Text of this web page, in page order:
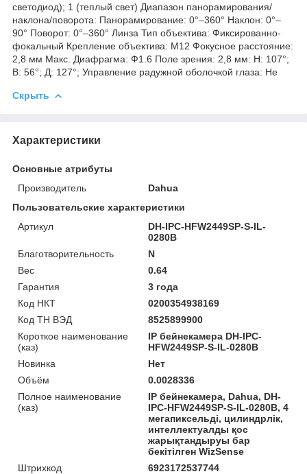
светодиод); 1 (теплый свет) Диапазон панорамирования/
наклона/поворота: Панорамирование: 0°–360° Наклон: 0°–
90° Поворот: 0°–360° Линза Тип объектива: Фиксированно-
фокальный Крепление объектива: М12 Фокусное расстояние:
2,8 мм Макс. Диафрагма: Ф1.6 Поле зрения: 2,8 мм: H: 107°;
В: 56°; Д: 127°; Управление радужной оболочкой глаза: Не
Скрыть
Характеристики
Основные атрибуты
Производитель
Dahua
Пользовательские характеристики
Артикул
DH-IPC-HFW2449SP-S-IL-
0280B
Благотворительность
N
Вес
0.64
Гарантия
3 года
Код НКТ
0200354938169
Код ТН ВЭД
8525899900
Короткое наименование
(каз)
IP бейнекамера DH-IPC-
HFW2449SP-S-IL-0280B
Новинка
Нет
Объём
0.0028336
Полное наименование
(каз)
IP бейнекамера, Dahua, DH-
IPC-HFW2449SP-S-IL-0280B, 4
мегапиксельді, цилиндрлік,
интеллектуалды қос
жарықтандыруы бар
бекітілген WizSense
Штрихкод
6923172537744